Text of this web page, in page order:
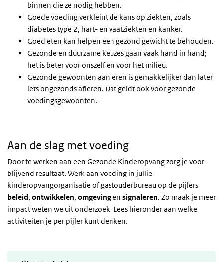
binnen die ze nodig hebben.
Goede voeding verkleint de kans op ziekten, zoals
diabetes type 2, hart- en vaatziekten en kanker.
Goed eten kan helpen een gezond gewicht te behouden.
Gezonde en duurzame keuzes gaan vaak hand in hand;
het is beter voor onszelf en voor het milieu.
Gezonde gewoonten aanleren is gemakkelijker dan later
iets ongezonds afleren. Dat geldt ook voor gezonde
voedingsgewoonten.
Aan de slag met voeding
Door te werken aan een Gezonde Kinderopvang zorg je voor
blijvend resultaat. Werk aan voeding in jullie
kinderopvangorganisatie of gastouderbureau op de pijlers
beleid, ontwikkelen, omgevingen signaleren. Zo maak je meer
impact weten we uit onderzoek. Lees hieronder aan welke
activiteiten je per pijler kunt denken.